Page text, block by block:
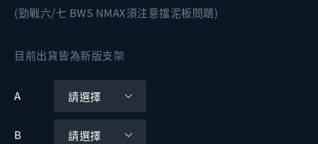
(勁戰六/七 BWS NMAX須注意擋泥板問題)
目前出貨皆為新版支架
A
B